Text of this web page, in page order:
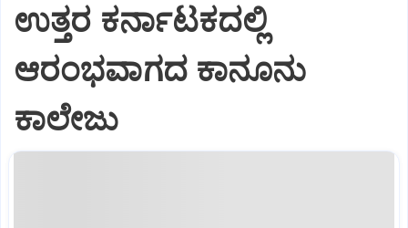
ಉತ್ತರ ಕರ್ನಾಟಕದಲ್ಲಿ
ಆರಂಭವಾಗದ ಕಾನೂನು
ಕಾಲೇಜು